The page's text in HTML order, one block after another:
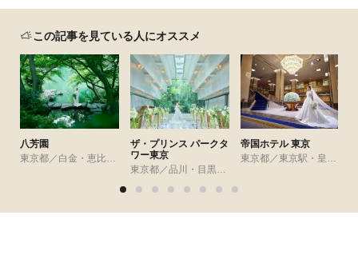
この記事を見ている人にオススメ
八芳園
ザ・プリンス パークタ
ワー東京
帝国ホテル 東京